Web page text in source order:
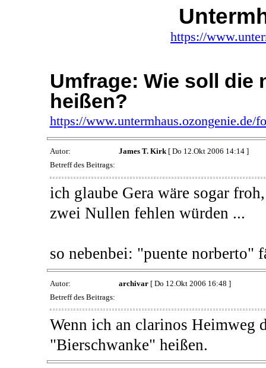
https://
Umfrage: Wie soll die
heißen?
https://www.untermhaus.ozongenie.de/
Autor: James T. Kirk[ Do 12.Okt 2006 14:14 ]
Betreff des Beitrags:
ich glaube Gera wäre sogar
zwei Nullen fehlen würden ...
so nebenbei: "puente norberto"
Autor: archivar[ Do 12.Okt 2006 16:48 ]
Betreff des Beitrags:
Wenn ich an clarinos Heimweg
"Bierschwanke" heißen.